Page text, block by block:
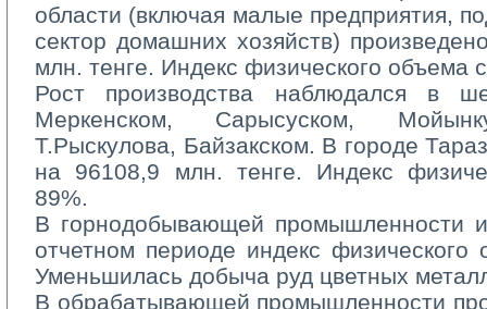
области (включая малые предприятия,
сектор домашних хозяйств)
млн. тенге. Индекс физического объема
Рост производства наблюдался в
Меркенском, Сарысуском,
Т.Рыскулова, Байзакском. В городе
на 96108,9 млн. тенге. Индекс
89%.
В горнодобывающей промышленности и
отчетном периоде индекс физического
Уменьшилась добыча руд цветных
В обрабатывающей промышленности